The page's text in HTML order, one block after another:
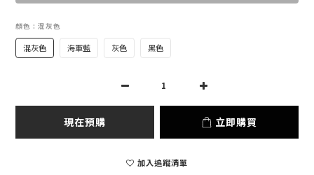
顏色 : 混灰色
混灰色 海軍藍 灰色 黑色
現在預購 立即購買
加入追蹤清單